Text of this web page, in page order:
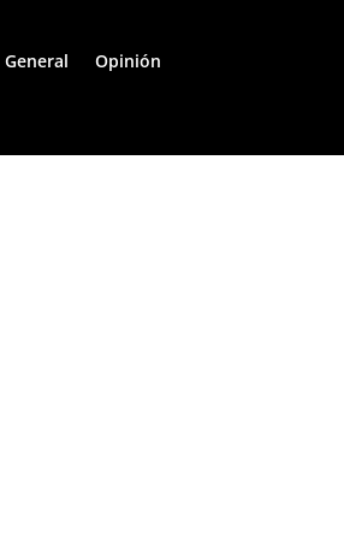
General Opinión